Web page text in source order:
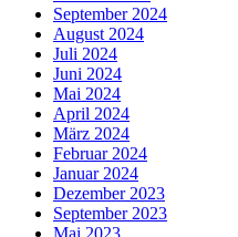
September 2024
August 2024
Juli 2024
Juni 2024
Mai 2024
April 2024
März 2024
Februar 2024
Januar 2024
Dezember 2023
September 2023